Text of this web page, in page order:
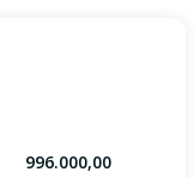
996.000,00